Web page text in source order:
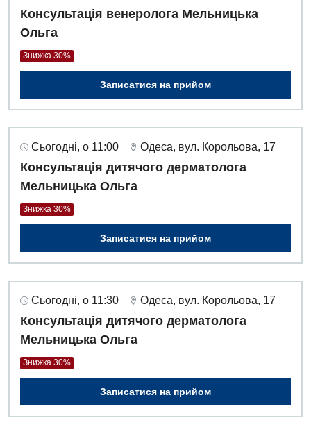
Консультація венеролога Мельницька
Ольга
Знижка 30%
Записатися на прийом
Сьогодні, о 11:00 Одеса, вул. Корольова, 17
Консультація дитячого дерматолога
Мельницька Ольга
Знижка 30%
Записатися на прийом
Сьогодні, о 11:30 Одеса, вул. Корольова, 17
Консультація дитячого дерматолога
Мельницька Ольга
Знижка 30%
Записатися на прийом